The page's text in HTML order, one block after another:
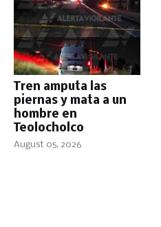
Tren amputa las
piernas y mata a un
hombre en
Teolocholco
August 05, 2026